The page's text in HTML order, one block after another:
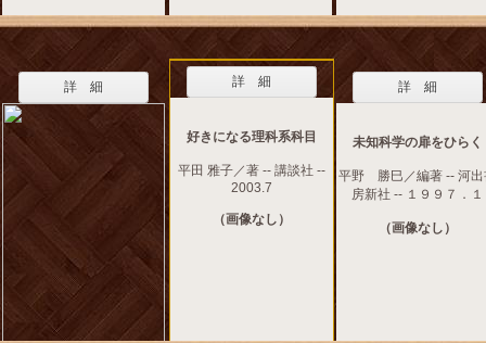
詳 細 詳 細
好きになる理科系科目
平田 雅子／著 -- 講談社 --
2003.7
（画像なし）
詳 細
未知科学の扉をひらく
平野 勝巳／編著 -- 河出
房新社 -- １９９７．１
（画像なし）